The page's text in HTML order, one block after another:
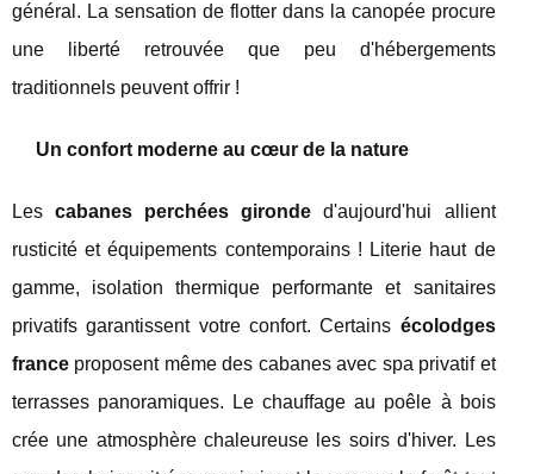
général. La sensation de flotter dans la canopée procure
une liberté retrouvée que peu d'hébergements
traditionnels peuvent offrir !
Un confort moderne au cœur de la nature
Lescabanes perchées gironde d'aujourd'hui allient
rusticité et équipements contemporains ! Literie haut de
gamme, isolation thermique performante et sanitaires
privatifs garantissent votre confort. Certains écolodges
france proposent même des cabanes avec spa privatif et
terrasses panoramiques. Le chauffage au poêle à bois
crée une atmosphère chaleureuse les soirs d'hiver. Les